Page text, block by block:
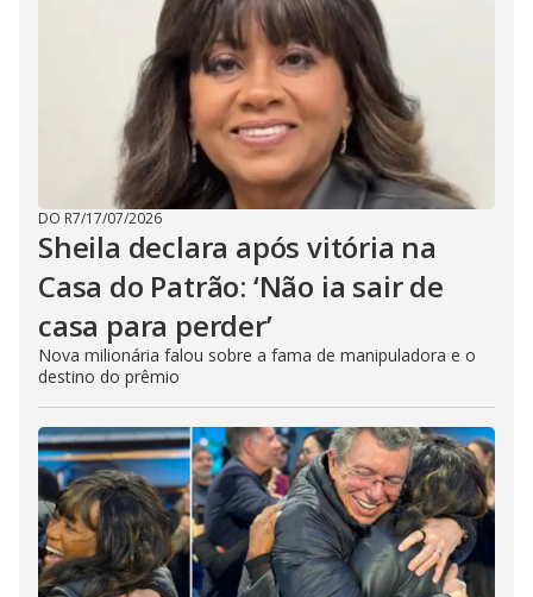
DO R7/17/07/2026
Sheila declara após vitória na
Casa do Patrão: ‘Não ia sair de
casa para perder’
Nova milionária falou sobre a fama de manipuladora e o
destino do prêmio